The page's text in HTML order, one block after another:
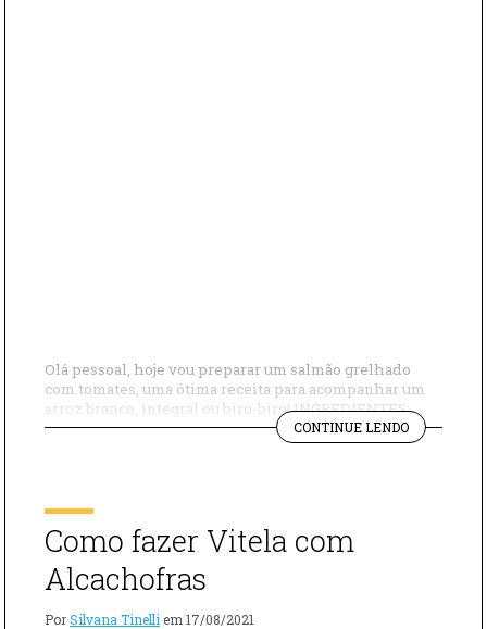
Olá pessoal, hoje vou preparar um salmão grelhado
com tomates, uma ótima receita para acompanhar um
arroz branco, integral ou biro-biro! INGREDIENTES:
Salmão Azeite Tomate Sal Pimenta Manjericão MODO
DE PREPARO: Corte o salmão em quatro partes e
[…]
CONTINUE LENDO"SALMÃO
COM
Como fazer Vitela com
Alcachofras
PorSilvana Tinelli em 17/08/2021